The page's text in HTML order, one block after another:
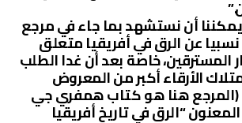
أن نستشهد بما جاء في مرجع
عن الرق في أفريقيا متعلق
المسترقين، خاصة بعد أن غدا الطلب
الأرقاء أكبر من المعروض
هنا هو كتاب همفري جي
“الرق في تاريخ أفريقيا